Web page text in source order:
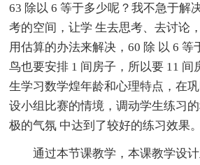
63 除以 6 等于多少呢？我不急于解
考的空间，让学 生去思考、去讨论
用估算的办法来解决，60 除 以 6 等
鸟也要安排 1 间房子，所以要 11 间
生学习数学煌年龄和心理特点，在
设小组比赛的情境，调动学生练习
极的气氛 中达到了较好的练习效果。
通过本节课教学，本课教学设